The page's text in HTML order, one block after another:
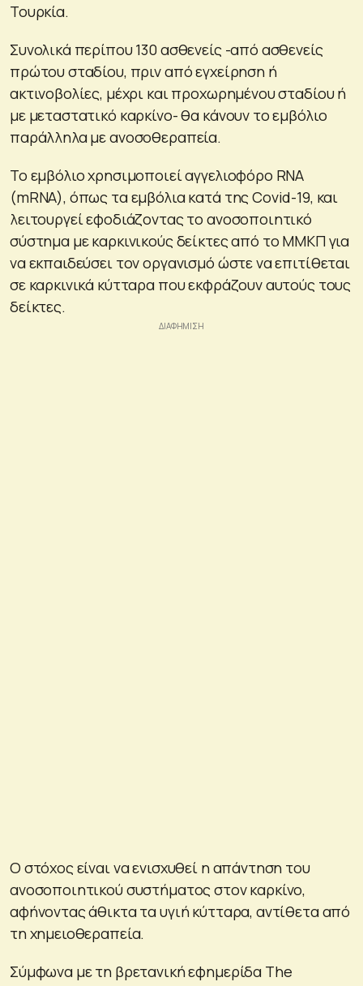
Τουρκία.
Συνολικά περίπου 130 ασθενείς -από ασθενείς
πρώτου σταδίου, πριν από εγχείρηση ή
ακτινοβολίες, μέχρι και προχωρημένου σταδίου ή
με μεταστατικό καρκίνο- θα κάνουν το εμβόλιο
παράλληλα με ανοσοθεραπεία.
Το εμβόλιο χρησιμοποιεί αγγελιοφόρο RNA
(mRNA), όπως τα εμβόλια κατά της Covid-19, και
λειτουργεί εφοδιάζοντας το ανοσοποιητικό
σύστημα με καρκινικούς δείκτες από το ΜΜΚΠ για
να εκπαιδεύσει τον οργανισμό ώστε να επιτίθεται
σε καρκινικά κύτταρα που εκφράζουν αυτούς τους
δείκτες.
Ο στόχος είναι να ενισχυθεί η απάντηση του
ανοσοποιητικού συστήματος στον καρκίνο,
αφήνοντας άθικτα τα υγιή κύτταρα, αντίθετα από
τη χημειοθεραπεία.
Σύμφωνα με τη βρετανική εφημερίδα The